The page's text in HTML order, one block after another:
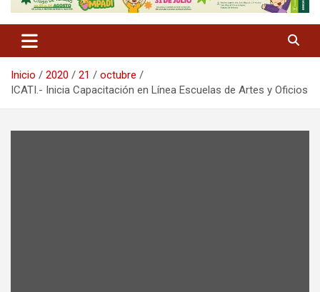
d
Inicio 2020 21
octubre
ICATI.- Inicia Capacitación en Línea Escuelas de Artes y Oficios